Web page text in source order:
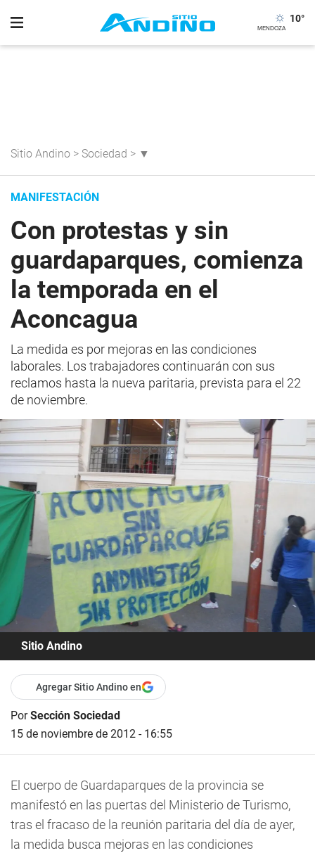
10°
Sitio Andino > Sociedad > ▼
MANIFESTACIÓN
Con protestas y sin
guardaparques, comienza
la temporada en el
Aconcagua
La medida es por mejoras en las condiciones
laborales. Los trabajadores continuarán con sus
reclamos hasta la nueva paritaria, prevista para el 22
de noviembre.
Sitio Andino
Agregar Sitio Andino en
PorSección Sociedad
15 de noviembre de 2012 - 16:55
El cuerpo de Guardaparques de la provincia se
manifestó en las puertas del Ministerio de Turismo,
tras el fracaso de la reunión paritaria del día de ayer,
la medida busca mejoras en las condiciones